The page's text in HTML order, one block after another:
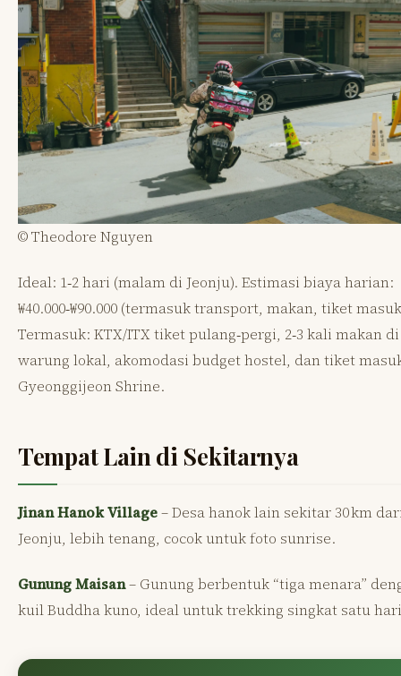
© Theodore Nguyen
Ideal: 1‑2 hari (malam di Jeonju). Estimasi biaya harian:
₩40.000‑₩90.000 (termasuk transport, makan, tiket
Termasuk: KTX/ITX tiket pulang‑pergi, 2‑3 kali makan di
warung lokal, akomodasi budget hostel, dan tiket
Gyeonggijeon Shrine.
Tempat Lain di Sekitarnya
Jinan Hanok Village– Desa hanok lain sekitar 30 km
Jeonju, lebih tenang, cocok untuk foto sunrise.
Gunung Maisan– Gunung berbentuk “tiga menara”
kuil Buddha kuno, ideal untuk trekking singkat satu